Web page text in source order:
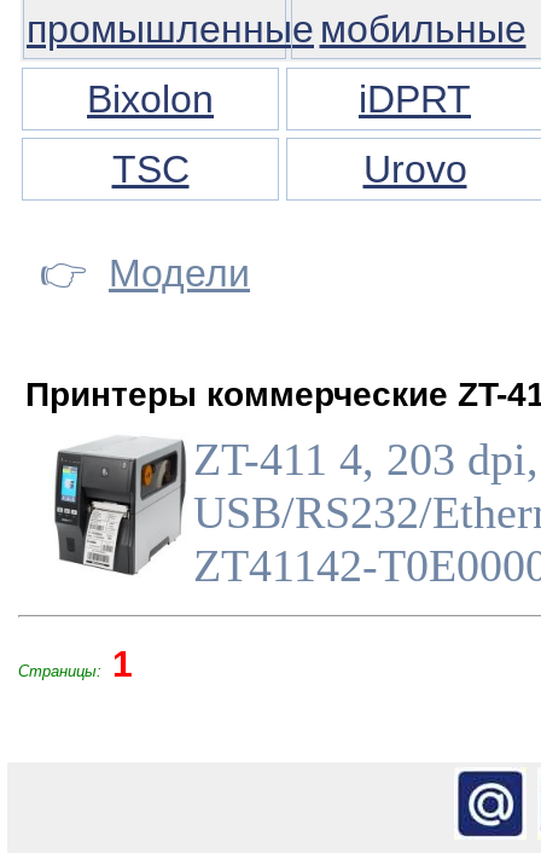
промышленные мобильные
Bixolon
iDPRT
TSC
Urovo
👉 Модели
Принтеры коммерческие ZT-
ZT-411 4, 203 dpi,
USB/RS232/
ZT41142-
Страницы: 1